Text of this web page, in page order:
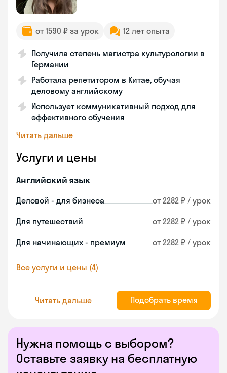
Нужна помощь с выбором?
Оставьте заявку на бесплатную
от 1590 ₽ за урок 12 лет опыта
Получила степень магистра культурологии в
Германии
Работала репетитором в Китае, обучая
деловому английскому
Использует коммуникативный подход для
эффективного обучения
Читать дальше
Услуги и цены
Английский язык
Деловой - для бизнеса от 2282 ₽ / урок
Для путешествий от 2282 ₽ / урок
Для начинающих - премиум от 2282 ₽ / урок
Все услуги и цены (4)
Читать дальше Подобрать время